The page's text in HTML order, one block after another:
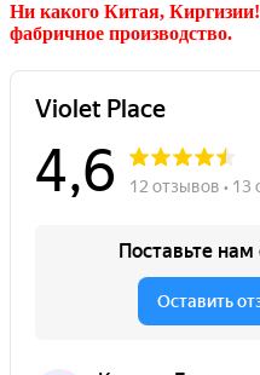
Ни какого Китая, Киргизии!
фабричное производство.